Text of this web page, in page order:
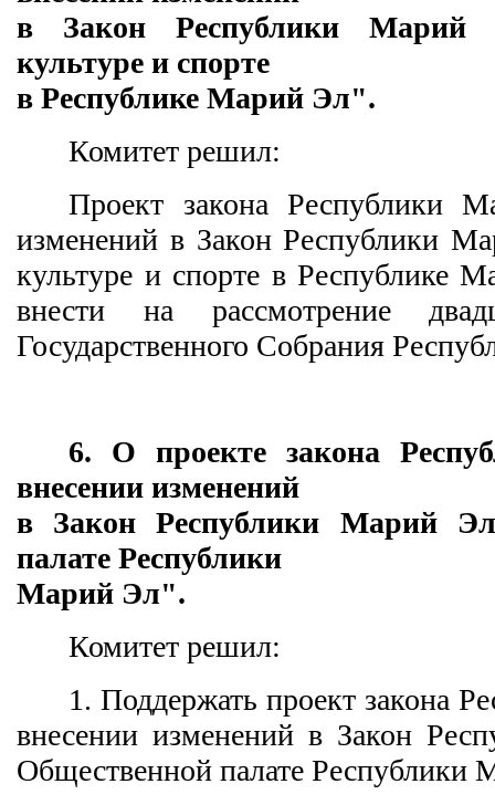
в Закон Республики
культуре и спорте
в Республике Марий Эл".
Комитет решил:
Проект закона Республики
изменений в Закон Республики
культуре и спорте в Республике
внести на рассмотрение
Государственного Собрания
6. О проекте закона
внесении изменений
в Закон Республики Марий
палате Республики
Марий Эл".
Комитет решил:
1. Поддержать проект закона
внесении изменений в Закон
Общественной палате Республики